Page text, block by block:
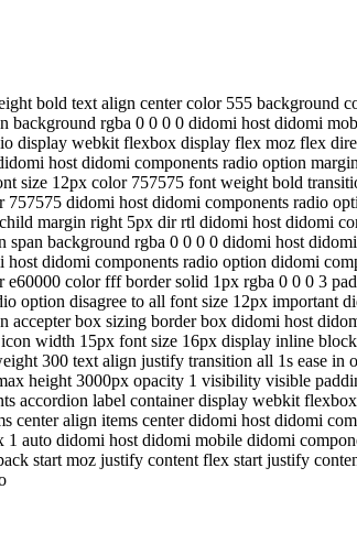
bold text align center color 555 background
background rgba 0 0 0 0 didomi host didomi
display webkit flexbox display flex moz flex
host didomi components radio option
size 12px color 757575 font weight bold
didomi host didomi components radio
margin right 5px dir rtl didomi host didomi
background rgba 0 0 0 0 didomi host
didomi components radio option didomi
color fff border solid 1px rgba 0 0 0 3
option disagree to all font size 12px important
box sizing border box didomi host
width 15px font size 16px display inline
300 text align justify transition all 1s ease in
height 3000px opacity 1 visibility visible
accordion label container display webkit
align items center didomi host didomi
auto didomi host didomi mobile didomi
start moz justify content flex start justify